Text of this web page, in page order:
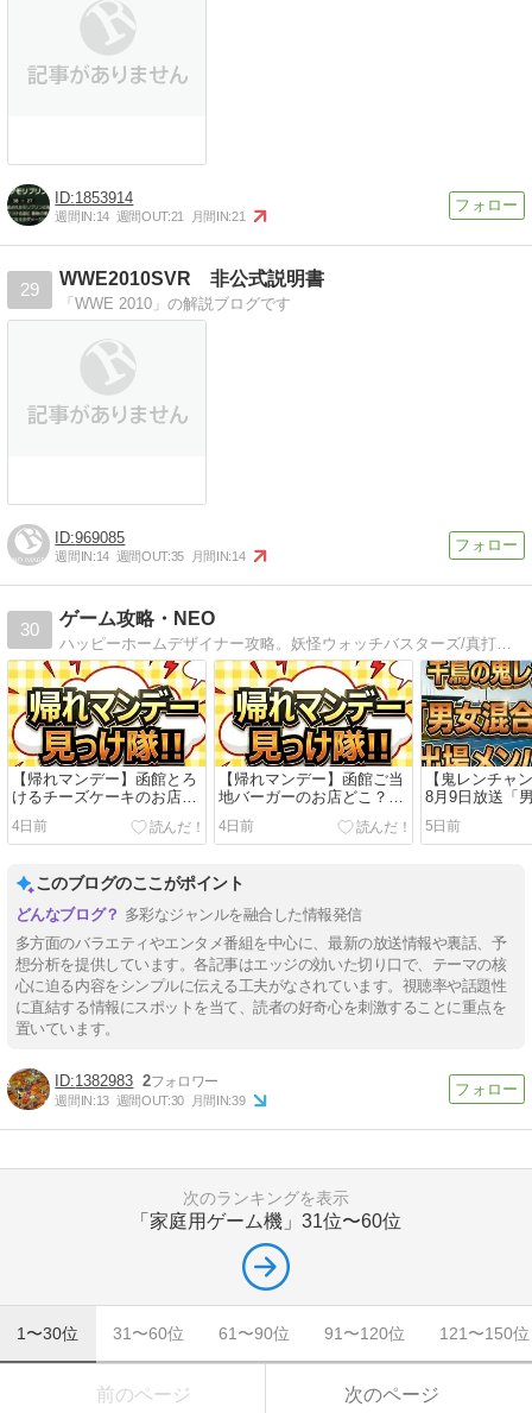
1853914
週間IN:14 週間OUT:21 月間IN:21
29
WWE2010SVR 非公式説明書
「WWE 2010」の解説ブログです
969085
週間IN:14 週間OUT:35 月間IN:14
30
ゲーム攻略・NEO
ハッピーホームデザイナー攻略。妖怪ウォッチバスターズ/真打のQRコード多数・パスワード・裏技も。とび森のマイデザイン公開してます。
【帰れマンデー】函館とろ
けるチーズケーキのお店ど
こ？髙橋海人・サンド伊達
絶賛の「スナッフルス」チ
4日前
【帰れマンデー】函館ご当
地バーガーのお店どこ？髙
橋海人・タカトシ・サンド
が絶賛の「ラッキーピエ
4日前
【鬼レンチャ
8月9日放送「
イバルリレー
ーム56名一覧
5日前
このブログのここがポイント
多彩なジャンルを融合した情報発信
多方面のバラエティやエンタメ番組を中心に、最新の放送情報や裏話、予
想分析を提供しています。各記事はエッジの効いた切り口で、テーマの核
心に迫る内容をシンプルに伝える工夫がなされています。視聴率や話題性
に直結する情報にスポットを当て、読者の好奇心を刺激することに重点を
置いています。
1382983 2
週間IN:13 週間OUT:30 月間IN:39
次のランキングを表示
「家庭用ゲーム機」 31位〜60位
1〜30位 31〜60位 61〜90位 91〜120位 121〜150位
前のページ 次のページ